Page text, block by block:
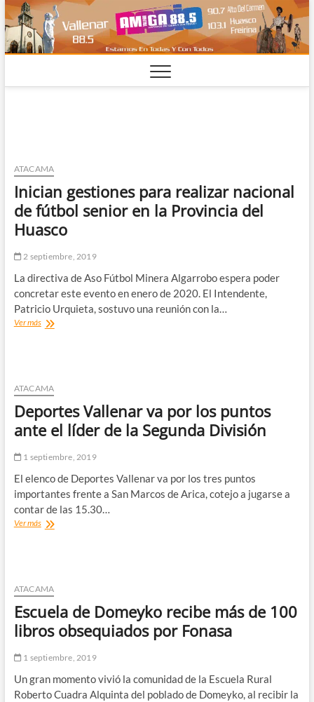
Saltar
al
contenido
ATACAMA
Inician gestiones para realizar nacional
de fútbol senior en la Provincia del
Huasco
2 septiembre, 2019
La directiva de Aso Fútbol Minera Algarrobo espera poder
concretar este evento en enero de 2020. El Intendente,
Patricio Urquieta, sostuvo una reunión con la…
Ver másInician
de
fútbol
senior
la
del
Huasco
ATACAMA
Deportes Vallenar va por los puntos
ante el líder de la Segunda División
1 septiembre, 2019
El elenco de Deportes Vallenar va por los tres puntos
importantes frente a San Marcos de Arica, cotejo a jugarse a
contar de las 15.30…
Ver másDeportes
puntos
ante
el
de
Segunda
ATACAMA
Escuela de Domeyko recibe más de 100
libros obsequiados por Fonasa
1 septiembre, 2019
Un gran momento vivió la comunidad de la Escuela Rural
Roberto Cuadra Alquinta del poblado de Domeyko, al recibir la